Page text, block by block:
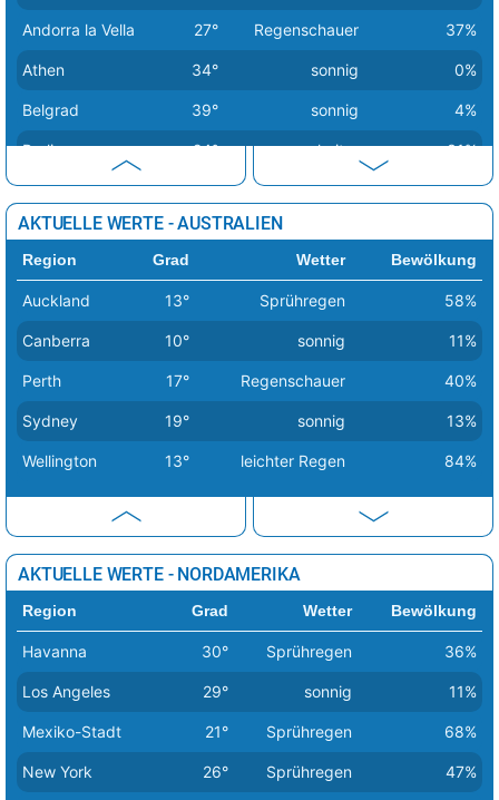
Andorra la Vella 27° Regenschauer 37%
Athen 34° sonnig 0%
Belgrad 39° sonnig 4%
Berlin 24° heiter 31%
Bern 26° Sprühregen 47%
Bratislava 29°
Brüssel sonnig 33%
Budapest Regenschauer 38%
Bukarest sonnig 2%
Chisinau heiter 15%
Dublin wolkig 53%
Helsinki Sprühregen 32%
Kopenhagen 19° wolkig 31%
Lissabon 25° sonnig 8%
Ljubljana 35° Regenschauer 38%
London 26° heiter 41%
Luxemburg 23° heiter 17%
Madrid 37° sonnig 1%
Minsk 27° leichter Regen 66%
AKTUELLE WERTE - AUSTRALIEN
Region Grad Wetter Bewölkung
Auckland 13° Sprühregen 58%
Canberra 10° sonnig 11%
Perth 17° Regenschauer 40%
Sydney 19° sonnig 13%
Wellington 13° leichter Regen 84%
AKTUELLE WERTE - NORDAMERIKA
Region Grad Wetter Bewölkung
Havanna 30° Sprühregen 36%
Los Angeles 29° sonnig 11%
Mexiko-Stadt 21° Sprühregen 68%
New York 26° Sprühregen 47%